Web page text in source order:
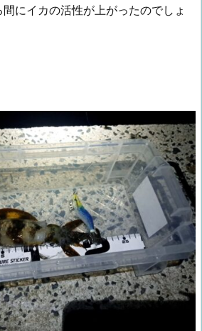
にイカの活性が上がったのでしょ